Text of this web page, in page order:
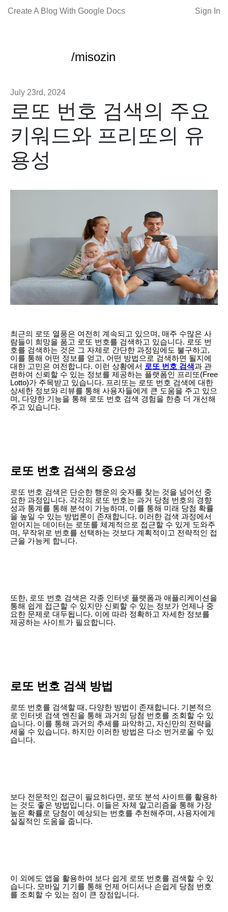
Create A Blog With Google Docs Sign In
/misozin
July 23rd, 2024
로또 번호 검색의 주요
키워드와 프리또의 유
용성
최근의 로또 열풍은 여전히 계속되고 있으며, 매주 수많은 사
람들이 희망을 품고 로또 번호를 검색하고 있습니다. 로또 번
호를 검색하는 것은 그 자체로 간단한 과정임에도 불구하고,
이를 통해 어떤 정보를 얻고, 어떤 방법으로 검색하면 될지에
대한 고민은 여전합니다. 이런 상황에서 로또 번호 검색과 관
련하여 신뢰할 수 있는 정보를 제공하는 플랫폼인 프리또(Free
Lotto)가 주목받고 있습니다. 프리또는 로또 번호 검색에 대한
상세한 정보와 리뷰를 통해 사용자들에게 큰 도움을 주고 있으
며, 다양한 기능을 통해 로또 번호 검색 경험을 한층 더 개선해
주고 있습니다.
로또 번호 검색의 중요성
로또 번호 검색은 단순한 행운의 숫자를 찾는 것을 넘어선 중
요한 과정입니다. 각각의 로또 번호는 과거 당첨 번호의 경향
성과 통계를 통해 분석이 가능하며, 이를 통해 미래 당첨 확률
을 높일 수 있는 방법론이 존재합니다. 이러한 검색 과정에서
얻어지는 데이터는 로또를 체계적으로 접근할 수 있게 도와주
며, 무작위로 번호를 선택하는 것보다 계획적이고 전략적인 접
근을 가능케 합니다.
또한, 로또 번호 검색은 각종 인터넷 플랫폼과 애플리케이션을
통해 쉽게 접근할 수 있지만 신뢰할 수 있는 정보가 언제나 중
요한 문제로 대두됩니다. 이에 따라 정확하고 자세한 정보를
제공하는 사이트가 필요합니다.
로또 번호 검색 방법
로또 번호를 검색할 때, 다양한 방법이 존재합니다. 기본적으
로 인터넷 검색 엔진을 통해 과거의 당첨 번호를 조회할 수 있
습니다. 이를 통해 과거의 추세를 파악하고, 자신만의 전략을
세울 수 있습니다. 하지만 이러한 방법은 다소 번거로울 수 있
습니다.
보다 전문적인 접근이 필요하다면, 로또 분석 사이트를 활용하
는 것도 좋은 방법입니다. 이들은 자체 알고리즘을 통해 가장
높은 확률로 당첨이 예상되는 번호를 추천해주며, 사용자에게
실질적인 도움을 줍니다.
이 외에도 앱을 활용하여 보다 쉽게 로또 번호를 검색할 수 있
습니다. 모바일 기기를 통해 언제 어디서나 손쉽게 당첨 번호
를 조회할 수 있는 점이 큰 장점입니다.